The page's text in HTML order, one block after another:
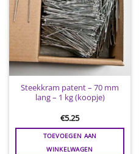
Steekkram patent – 70 mm
lang – 1 kg (koopje)
€5.25
TOEVOEGEN AAN
WINKELWAGEN